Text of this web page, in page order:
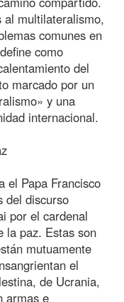
al multilateralismo,
comunes en
como
del
marcado por un
y una
internacional.
el Papa Francisco
del discurso
por el cardenal
la paz. Estas son
mutuamente
el
de Ucrania,
armas e